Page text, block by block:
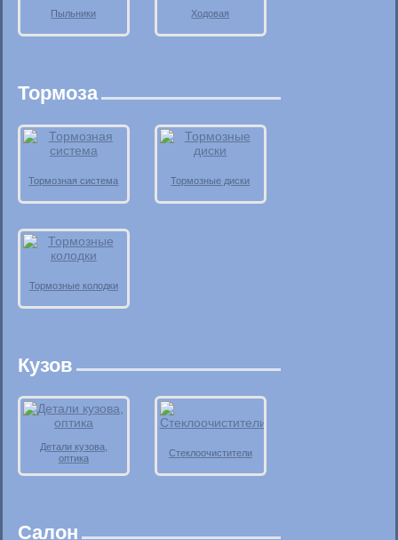
Пыльники Ходовая
Тормоза
Тормозная система Тормозные диски
Тормозные колодки
Кузов
Детали кузова,
оптика
Стеклоочистители
Салон